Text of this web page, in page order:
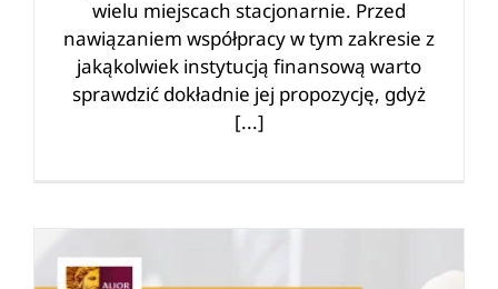
wielu miejscach stacjonarnie. Przed
nawiązaniem współpracy w tym zakresie z
jakąkolwiek instytucją finansową warto
sprawdzić dokładnie jej propozycję, gdyż
[...]